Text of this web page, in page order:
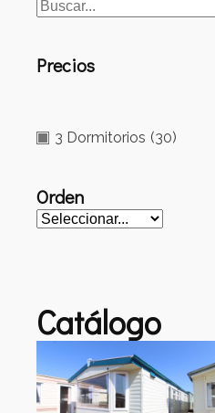
Precios
3 Dormitorios (30)
Orden
Catálogo